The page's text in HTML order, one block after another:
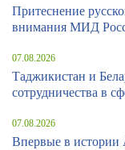
Притеснение
внимания МИД
07.08.2026
Таджикистан и
сотрудничества в
07.08.2026
Впервые в истории